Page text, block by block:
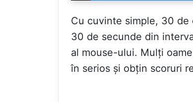
Cu cuvinte simple, 30
30 de secunde din
al mouse-ului. Mulți
în serios și obțin scoruri